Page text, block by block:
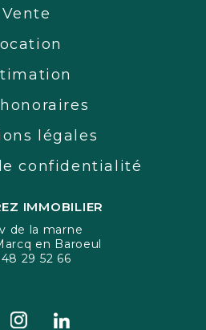
Vente
légales
confidentialité
IMMOBILIER
de la marne
en Baroeul
29 52 66